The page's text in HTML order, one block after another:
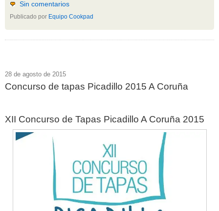
Sin comentarios
Publicado por Equipo Cookpad
28 de agosto de 2015
Concurso de tapas Picadillo 2015 A Coruña
XII Concurso de Tapas Picadillo A Coruña 2015